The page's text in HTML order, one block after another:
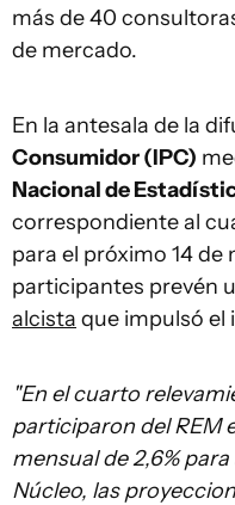
más de 40
de mercado.
En la antesala de la
Consumidor (IPC)
Nacional de
correspondiente al
para el próximo 14 de
participantes prevén
alcista que impulsó el
"En el cuarto
participaron del REM
mensual de 2,6%
Núcleo, las